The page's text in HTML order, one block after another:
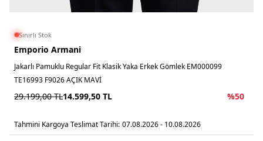
Sınırlı Stok
Emporio Armani
Jakarlı Pamuklu Regular Fit Klasik Yaka Erkek Gömlek EM000099
TE16993 F9026 AÇIK MAVİ
29.199,00TL14.599,50 TL %50
Tahmini Kargoya Teslimat Tarihi: 07.08.2026 - 10.08.2026